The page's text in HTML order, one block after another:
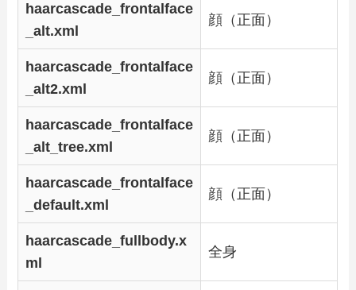
haarcascade_frontalface
_alt.xml
顔（正面）
haarcascade_frontalface
_alt2.xml
顔（正面）
haarcascade_frontalface
_alt_tree.xml
顔（正面）
haarcascade_frontalface
_default.xml
顔（正面）
haarcascade_fullbody.x
ml
全身